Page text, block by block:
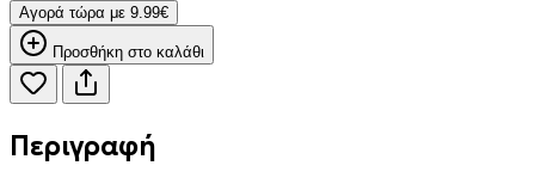
Aγορά τώρα με 9.99€
Προσθήκη στο καλάθι
Περιγραφή